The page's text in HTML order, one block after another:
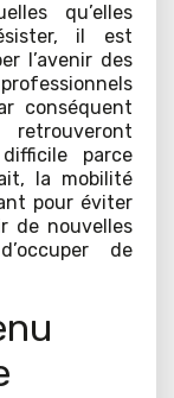
qu’elles
il est
l’avenir des
conséquent
parce
la mobilité
pour éviter
de nouvelles
de